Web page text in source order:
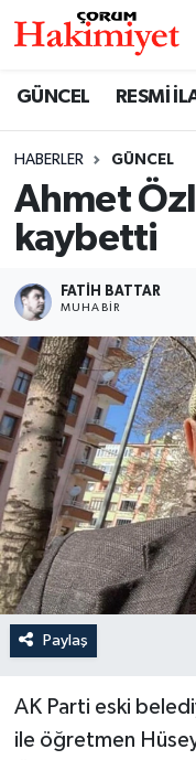
GÜNCEL RESMİ
HABERLER GÜNCEL
Ahmet
kaybetti
FATIH BATTAR
MUHABIR
Paylaş
AK Parti eski
ile öğretmen
SAĞLIK
ASAYİŞ
EKONOMİ
GÜNCEL
AKTÜEL
EĞİTİM
İLÇELER
OTOPARK
TEKNOLOJİ
Nöbetçi
Çorum Namaz
Trafik Durumu
Süper Lig Puan
Tüm Manşetler
Son Dakika
Haber Arşivi